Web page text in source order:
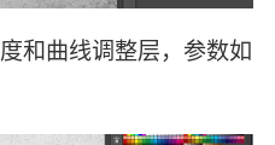
和曲线调整层，参数如